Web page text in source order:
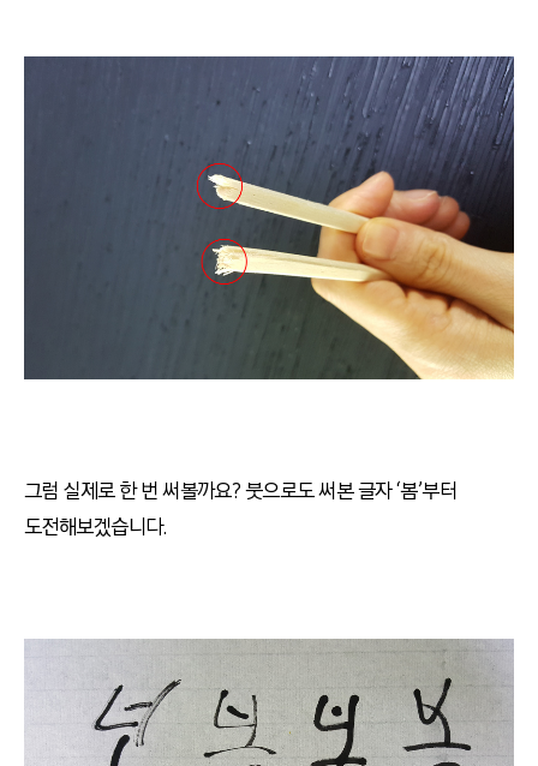
그럼 실제로 한 번 써볼까요?붓으로도 써본 글자 ‘봄’부터
도전해보겠습니다.